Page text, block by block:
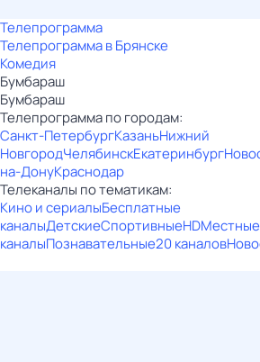
Телепрограмма
Телепрограмма в Брянске
Комедия
Бумбараш
Бумбараш
Телепрограмма по городам:
Санкт-ПетербургКазаньНижний
НовгородЧелябинскЕкатеринбург
на-ДонуКраснодар
Телеканалы по тематикам:
Кино и сериалыБесплатные
каналыДетскиеСпортивныеHDМестные
каналыПознавательные20 каналов